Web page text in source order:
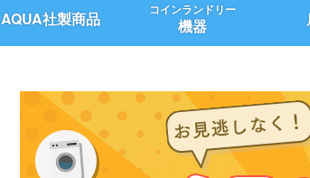
AQUA社製商品 コインランドリー
機器